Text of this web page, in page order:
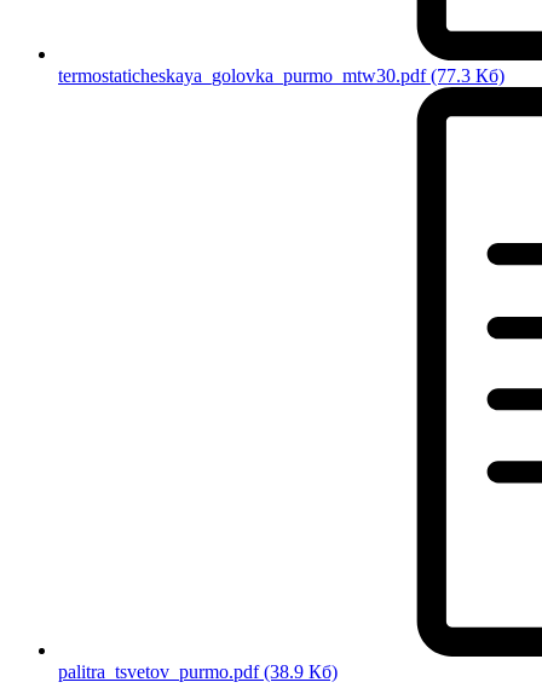
termostaticheskaya_golovka_purmo_mtw30.pdf(77.3 Кб)
palitra_tsvetov_purmo.pdf(38.9 Кб)